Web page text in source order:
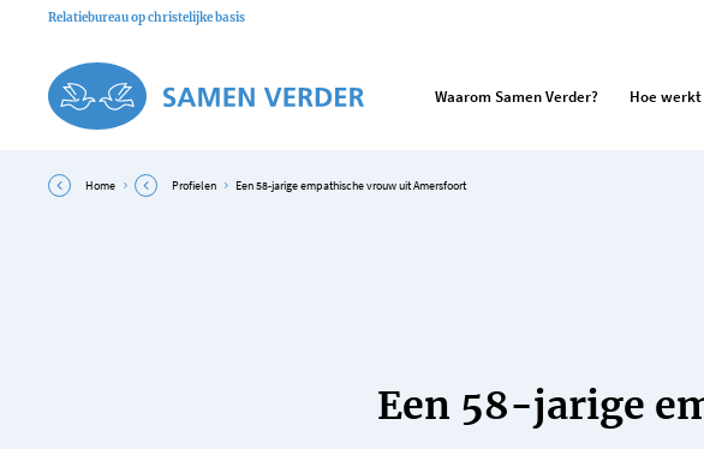
Relatiebureau op christelijke basis
Waarom Samen Verder? Hoe werkt
Home Profielen Een 58-jarige empathische vrouw uit Amersfoort
Een 58-jarige